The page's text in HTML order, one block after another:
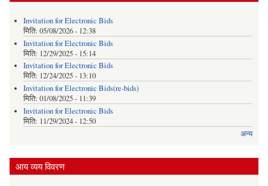
Invitation for Electronic Bids
मिति: 05/08/2026 - 12:38
Invitation for Electronic Bids
मिति: 12/29/2025 - 15:14
Invitation for Electronic Bids
मिति: 12/24/2025 - 13:10
Invitation for Electronic Bids(re-bids)
मिति: 01/08/2025 - 11:39
Invitation for Electronic Bids
मिति: 11/29/2024 - 12:50
अन्य
आय व्यय विवरण